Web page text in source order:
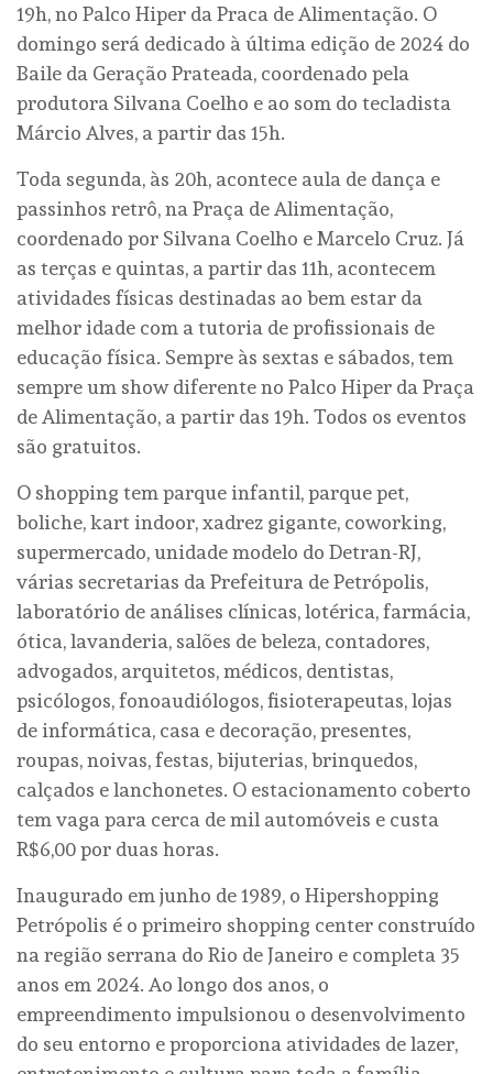
19h, no Palco Hiper da Praca de Alimentação. O
domingo será dedicado à última edição de 2024 do
Baile da Geração Prateada, coordenado pela
produtora Silvana Coelho e ao som do tecladista
Márcio Alves, a partir das 15h.
Toda segunda, às 20h, acontece aula de dança e
passinhos retrô, na Praça de Alimentação,
coordenado por Silvana Coelho e Marcelo Cruz. Já
as terças e quintas, a partir das 11h, acontecem
atividades físicas destinadas ao bem estar da
melhor idade com a tutoria de profissionais de
educação física. Sempre às sextas e sábados, tem
sempre um show diferente no Palco Hiper da Praça
de Alimentação, a partir das 19h. Todos os eventos
são gratuitos.
O shopping tem parque infantil, parque pet,
boliche, kart indoor, xadrez gigante, coworking,
supermercado, unidade modelo do Detran-RJ,
várias secretarias da Prefeitura de Petrópolis,
laboratório de análises clínicas, lotérica, farmácia,
ótica, lavanderia, salões de beleza, contadores,
advogados, arquitetos, médicos, dentistas,
psicólogos, fonoaudiólogos, fisioterapeutas, lojas
de informática, casa e decoração, presentes,
roupas, noivas, festas, bijuterias, brinquedos,
calçados e lanchonetes. O estacionamento coberto
tem vaga para cerca de mil automóveis e custa
R$6,00 por duas horas.
Inaugurado em junho de 1989, o Hipershopping
Petrópolis é o primeiro shopping center construído
na região serrana do Rio de Janeiro e completa 35
anos em 2024. Ao longo dos anos, o
empreendimento impulsionou o desenvolvimento
do seu entorno e proporciona atividades de lazer,